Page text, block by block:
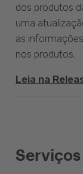
dos produtos
uma
as
nos produtos.
Leia na